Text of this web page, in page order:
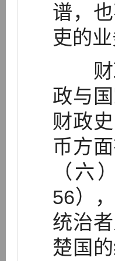
谱，
吏的
财政
政与
财政
币方
（六
56）
统治
楚国